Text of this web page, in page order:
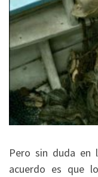
Pero sin duda en
acuerdo es que